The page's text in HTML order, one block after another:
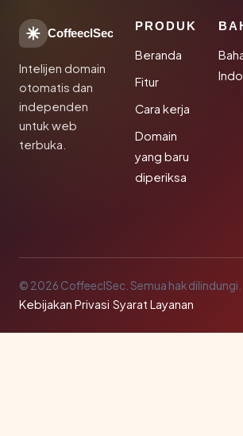
CoffeeclSec
Intelijen domain
otomatis dan
independen
untuk web
terbuka.
PRODUK
Beranda
Fitur
Cara kerja
Domain
yang baru
diperiksa
© 2026 CoffeeclSec. Semua hak dilindungi.
Kebijakan Privasi·Syarat Layanan